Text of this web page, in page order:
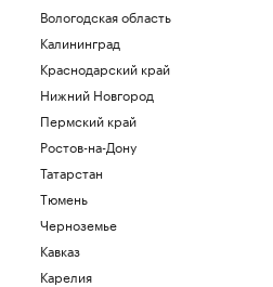
Вологодская область
Калининград
Краснодарский край
Нижний Новгород
Пермский край
Ростов-на-Дону
Татарстан
Тюмень
Черноземье
Кавказ
Карелия